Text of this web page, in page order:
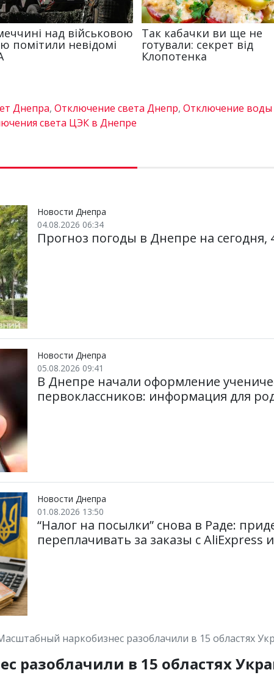
Днепра,Отключение света Днепр,Отключение
света ЦЭК в Днепре
Новости Днепра
04.08.2026 06:34
Прогноз погоды в Днепре на сегодня,
Новости Днепра
05.08.2026 09:41
В Днепре начали оформление
первоклассников: информация для
Новости Днепра
01.08.2026 13:50
“Налог на посылки” снова в Раде:
переплачивать за заказы с AliExpress
наркобизнес разоблачили в 15 областях
разоблачили в 15 областях